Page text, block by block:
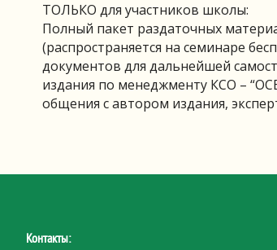
ТОЛЬКО для участников школы:
Полный пакет раздаточных
(распространяется на семинаре
документов для дальнейшей
издания по менеджменту КСО –
общения с автором издания,
Контакты: